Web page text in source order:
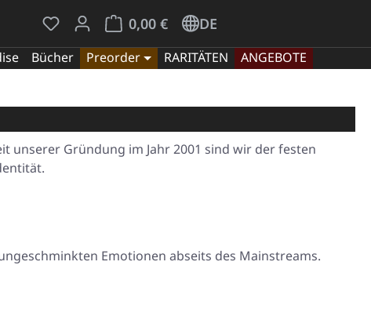
Du hast 0 Produkte auf dem Merkzettel
0,00 €
Warenkorb enthält 0 Positionen. Der
DE
Bücher Preorder RARITÄTEN
ANGEBOTE
unserer Gründung im Jahr 2001 sind wir der festen
Emotionen abseits des Mainstreams.